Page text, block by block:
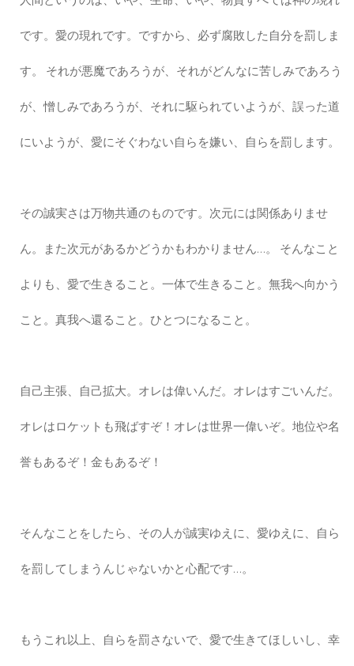
です。愛の現れです。ですから、必ず腐敗した自分を罰しま
す。 それが悪魔であろうが、それがどんなに苦しみであろう
が、憎しみであろうが、それに駆られていようが、誤った道
にいようが、愛にそぐわない自らを嫌い、自らを罰します。
その誠実さは万物共通のものです。次元には関係ありませ
ん。また次元があるかどうかもわかりません…。 そんなこと
よりも、愛で生きること。一体で生きること。無我へ向かう
こと。真我へ還ること。ひとつになること。
自己主張、自己拡大。オレは偉いんだ。オレはすごいんだ。
オレはロケットも飛ばすぞ！オレは世界一偉いぞ。地位や名
誉もあるぞ！金もあるぞ！
そんなことをしたら、その人が誠実ゆえに、愛ゆえに、自ら
を罰してしまうんじゃないかと心配です…。
もうこれ以上、自らを罰さないで、愛で生きてほしいし、幸